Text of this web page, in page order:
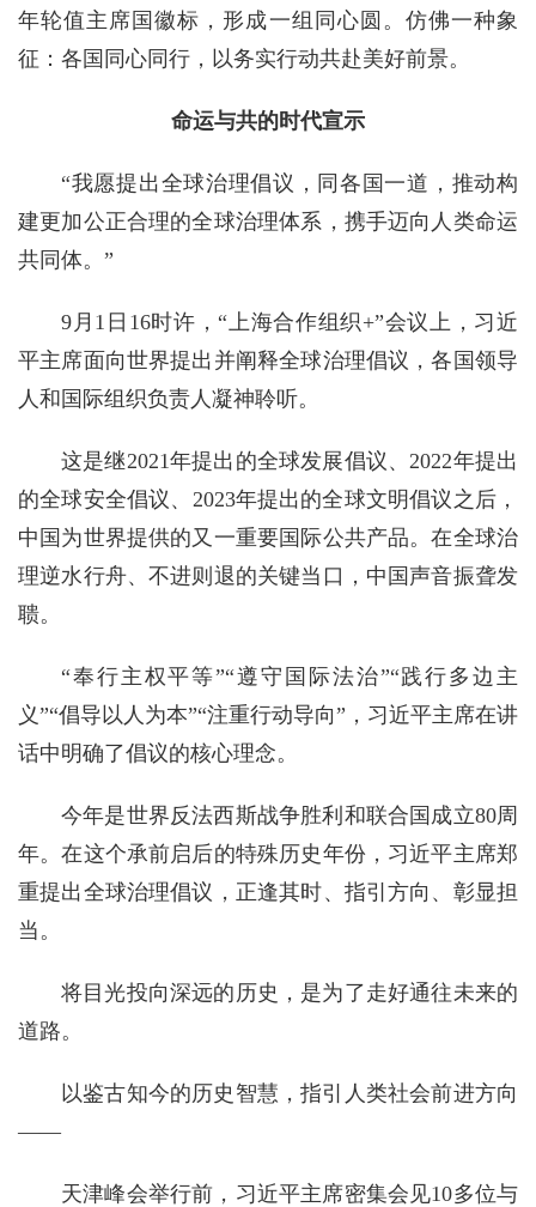
年轮值主席国徽标，形成一组同心圆。仿佛一种象
征：各国同心同行，以务实行动共赴美好前景。
命运与共的时代宣示
“我愿提出全球治理倡议，同各国一道，推动构
建更加公正合理的全球治理体系，携手迈向人类命运
共同体。”
9月1日16时许，“上海合作组织+”会议上，习近
平主席面向世界提出并阐释全球治理倡议，各国领导
人和国际组织负责人凝神聆听。
这是继2021年提出的全球发展倡议、2022年提出
的全球安全倡议、2023年提出的全球文明倡议之后，
中国为世界提供的又一重要国际公共产品。在全球治
理逆水行舟、不进则退的关键当口，中国声音振聋发
聩。
“奉行主权平等”“遵守国际法治”“践行多边主
义”“倡导以人为本”“注重行动导向”，习近平主席在讲
话中明确了倡议的核心理念。
今年是世界反法西斯战争胜利和联合国成立80周
年。在这个承前启后的特殊历史年份，习近平主席郑
重提出全球治理倡议，正逢其时、指引方向、彰显担
当。
将目光投向深远的历史，是为了走好通往未来的
道路。
以鉴古知今的历史智慧，指引人类社会前进方向
——
天津峰会举行前，习近平主席密集会见10多位与